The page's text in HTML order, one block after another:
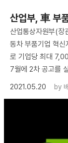
산업부, 車 부
산업통상자원부(장
동차 부품기업 혁
로 기업당 최대
7월에 2차 공고를
2021.05.20
by